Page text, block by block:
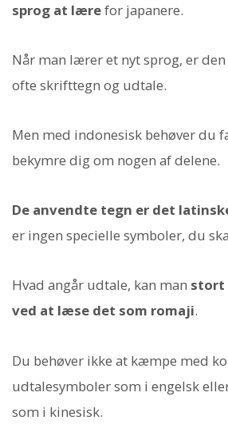
sprog at lærefor japanere.
Når man lærer et nyt sprog, er
ofte skrifttegn og udtale.
Men med indonesisk behøver du
bekymre dig om nogen af delene.
De anvendte tegn er det
er ingen specielle symboler, du
Hvad angår udtale, kan man stort
ved at læse det som romaji.
Du behøver ikke at kæmpe med
udtalesymboler som i engelsk
som i kinesisk.